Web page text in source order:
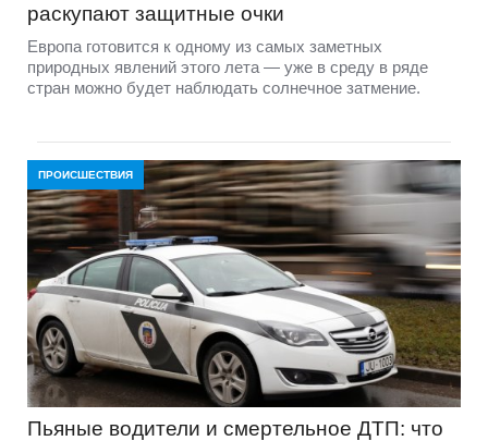
раскупают защитные очки
Европа готовится к одному из самых заметных
природных явлений этого лета — уже в среду в ряде
стран можно будет наблюдать солнечное затмение.
ПРОИСШЕСТВИЯ
Пьяные водители и смертельное ДТП: что